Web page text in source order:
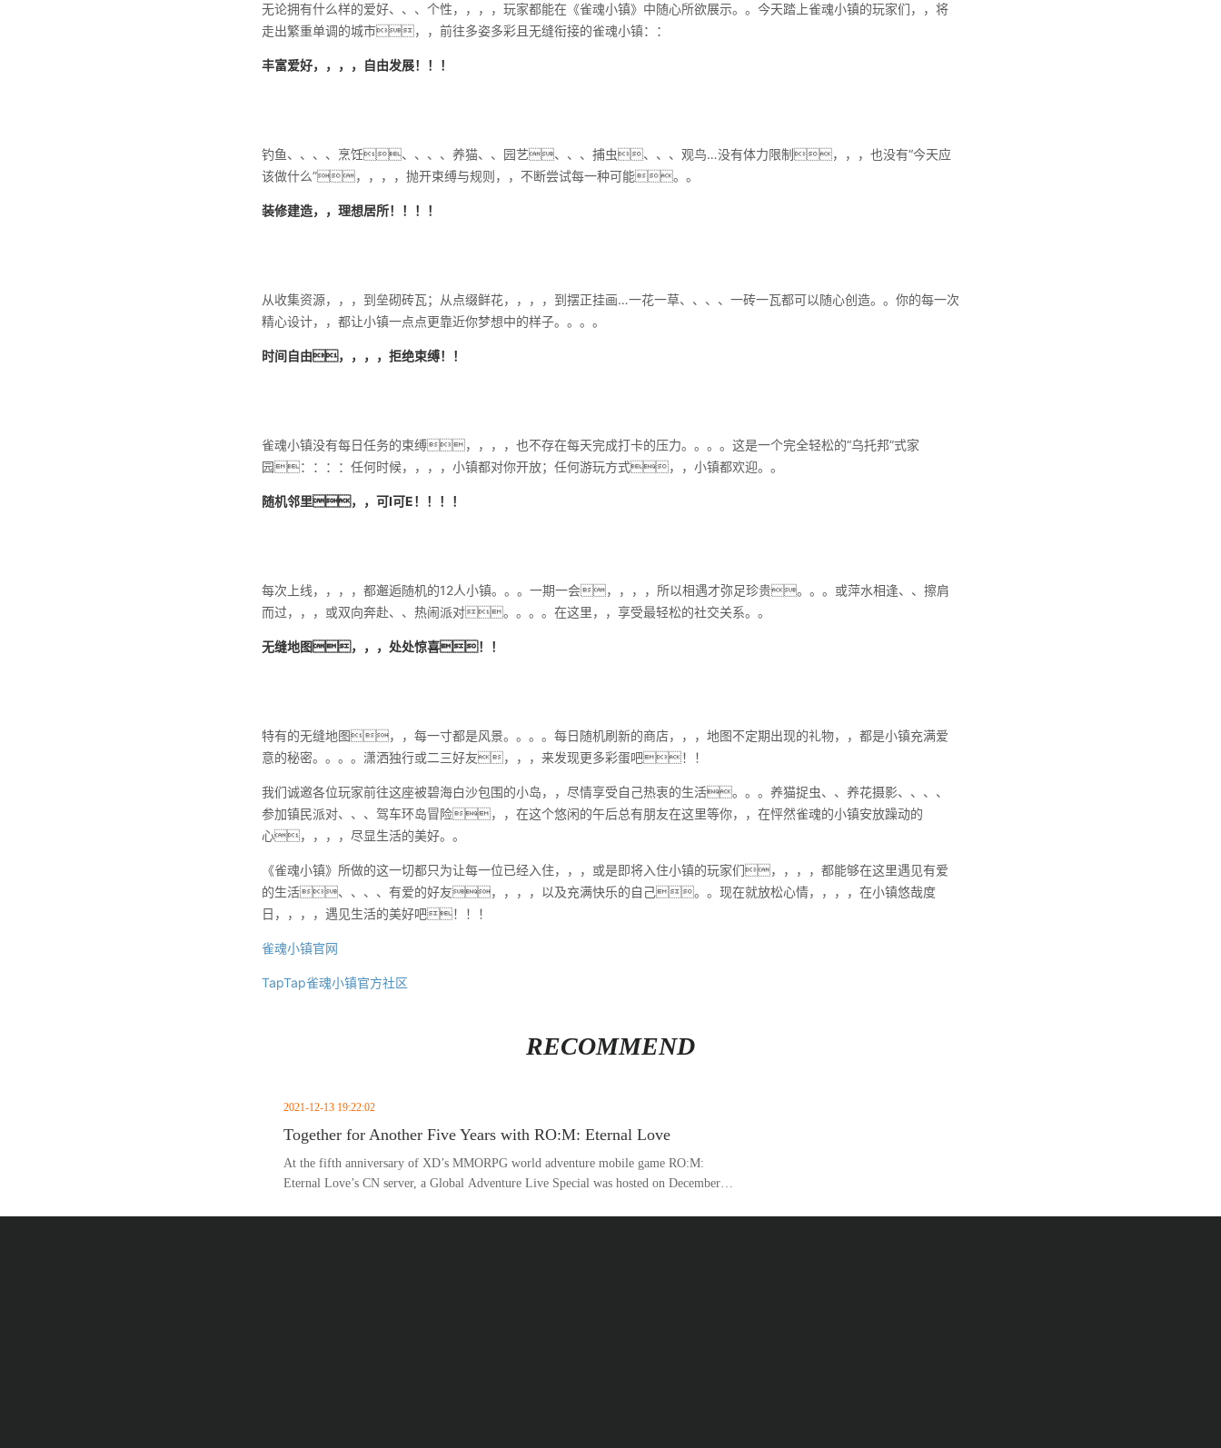
无论拥有什么样的爱好、、、个性，，，，玩家都能在《雀魂小镇》中随心所欲展示。。今天踏上雀魂小镇的玩家们，，将
走出繁重单调的城市，，前往多姿多彩且无缝衔接的雀魂小镇：：
丰富爱好，，，，自由发展！！！
钓鱼、、、、烹饪、、、、养猫、、园艺、、、捕虫、、、观鸟…没有体力限制，，，也没有“今天应
该做什么”，，，，抛开束缚与规则，，不断尝试每一种可能。。
装修建造，，理想居所！！！！
从收集资源，，，到垒砌砖瓦；从点缀鲜花，，，，到摆正挂画…一花一草、、、、一砖一瓦都可以随心创造。。你的每一次
精心设计，，都让小镇一点点更靠近你梦想中的样子。。。。
时间自由，，，，拒绝束缚！！
雀魂小镇没有每日任务的束缚，，，，也不存在每天完成打卡的压力。。。。这是一个完全轻松的“乌托邦”式家
园：：：：任何时候，，，，小镇都对你开放；任何游玩方式，，小镇都欢迎。。
随机邻里，，可I可E！！！！
每次上线，，，，都邂逅随机的12人小镇。。。一期一会，，，，所以相遇才弥足珍贵。。。或萍水相逢、、擦肩
而过，，，或双向奔赴、、热闹派对。。。。在这里，，享受最轻松的社交关系。。
无缝地图，，，处处惊喜！！
特有的无缝地图，，每一寸都是风景。。。。每日随机刷新的商店，，，地图不定期出现的礼物，，都是小镇充满爱
意的秘密。。。。潇洒独⾏或⼆三好友，，，来发现更多彩蛋吧！！
我们诚邀各位玩家前往这座被碧海白沙包围的小岛，，尽情享受自己热衷的生活。。。养猫捉虫、、养花摄影、、、、
参加镇民派对、、、驾车环岛冒险，，在这个悠闲的午后总有朋友在这里等你，，在怦然雀魂的小镇安放躁动的
心，，，，尽显生活的美好。。
《雀魂小镇》所做的这一切都只为让每一位已经入住，，，或是即将入住小镇的玩家们，，，，都能够在这里遇见有爱
的生活、、、、有爱的好友，，，，以及充满快乐的自己。。现在就放松心情，，，，在小镇悠哉度
日，，，，遇见生活的美好吧！！！
雀魂小镇官网
TapTap雀魂小镇官方社区
RECOMMEND
2021-12-13 19:22:02
Together for Another Five Years with RO:M: Eternal Love
At the fifth anniversary of XD’s MMORPG world adventure mobile game RO:M:
Eternal Love’s CN server, a Global Adventure Live Special was hosted on December